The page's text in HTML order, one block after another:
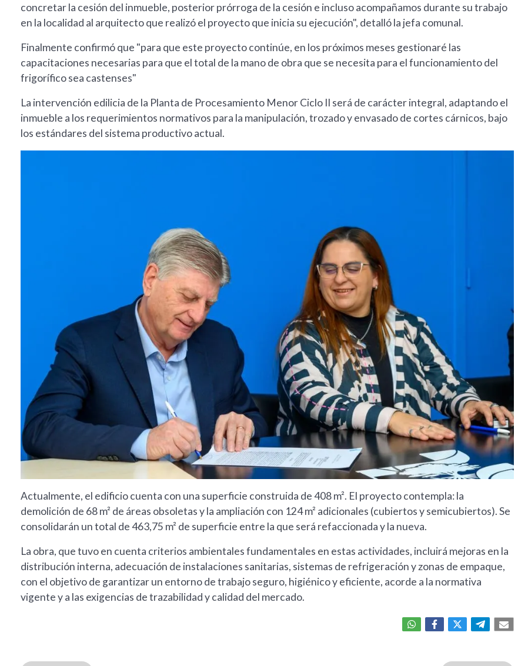
concretar la cesión del inmueble, posterior prórroga de la cesión e incluso acompañamos durante su trabajo
en la localidad al arquitecto que realizó el proyecto que inicia su ejecución", detalló la jefa comunal.
Finalmente confirmó que "para que este proyecto continúe, en los próximos meses gestionaré las
capacitaciones necesarias para que el total de la mano de obra que se necesita para el funcionamiento del
frigorífico sea castenses"
La intervención edilicia de la Planta de Procesamiento Menor Ciclo II será de carácter integral, adaptando el
inmueble a los requerimientos normativos para la manipulación, trozado y envasado de cortes cárnicos, bajo
los estándares del sistema productivo actual.
Actualmente, el edificio cuenta con una superficie construida de 408 m². El proyecto contempla: la
demolición de 68 m² de áreas obsoletas y la ampliación con 124 m² adicionales (cubiertos y semicubiertos). Se
consolidarán un total de 463,75 m² de superficie entre la que será refaccionada y la nueva.
La obra, que tuvo en cuenta criterios ambientales fundamentales en estas actividades, incluirá mejoras en la
distribución interna, adecuación de instalaciones sanitarias, sistemas de refrigeración y zonas de empaque,
con el objetivo de garantizar un entorno de trabajo seguro, higiénico y eficiente, acorde a la normativa
vigente y a las exigencias de trazabilidad y calidad del mercado.